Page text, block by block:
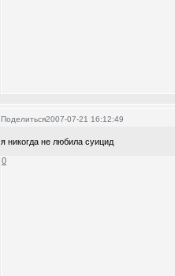
Поделиться2007-07-21 16:12:49
я никогда не любила суицид
0